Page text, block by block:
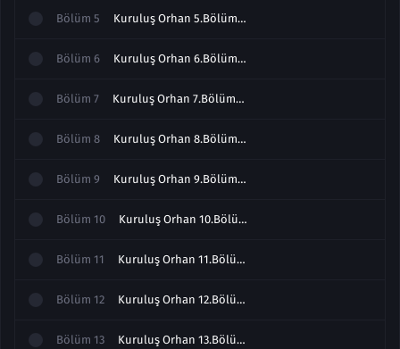
Bölüm 5 Kuruluş Orhan 5.Bölüm izle Full
Bölüm 6 Kuruluş Orhan 6.Bölüm izle Full
Bölüm 7 Kuruluş Orhan 7.Bölüm Full izle
Bölüm 8 Kuruluş Orhan 8.Bölüm izle Full
Bölüm 9 Kuruluş Orhan 9.Bölüm izle Full
Bölüm 10 Kuruluş Orhan 10.Bölüm izle Full
Bölüm 11 Kuruluş Orhan 11.Bölüm izle Full
Bölüm 12 Kuruluş Orhan 12.Bölüm Full izle
Bölüm 13 Kuruluş Orhan 13.Bölüm Full izle